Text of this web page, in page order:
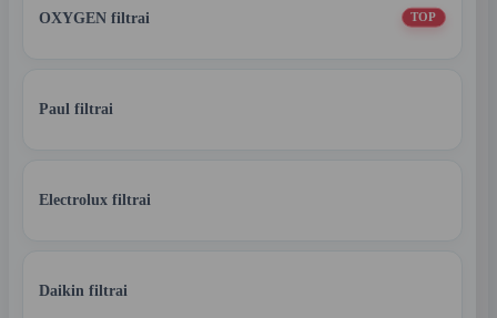
OXYGEN filtrai TOP
Paul filtrai
Electrolux filtrai
Daikin filtrai